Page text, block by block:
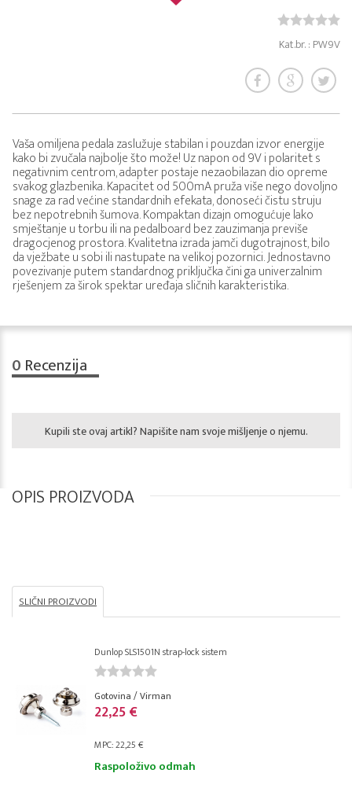
Kat.br. : PW9V
Vaša omiljena pedala zaslužuje stabilan i pouzdan izvor energije
kako bi zvučala najbolje što može! Uz napon od 9V i polaritet s
negativnim centrom, adapter postaje nezaobilazan dio opreme
svakog glazbenika. Kapacitet od 500mA pruža više nego dovoljno
snage za rad većine standardnih efekata, donoseći čistu struju
bez nepotrebnih šumova. Kompaktan dizajn omogućuje lako
smještanje u torbu ili na pedalboard bez zauzimanja previše
dragocjenog prostora. Kvalitetna izrada jamči dugotrajnost, bilo
da vježbate u sobi ili nastupate na velikoj pozornici. Jednostavno
povezivanje putem standardnog priključka čini ga univerzalnim
rješenjem za širok spektar uređaja sličnih karakteristika.
0 Recenzija
Kupili ste ovaj artikl? Napišite nam svoje mišljenje o njemu.
OPIS PROIZVODA
SLIČNI PROIZVODI
Dunlop SLS1501N strap-lock sistem
Gotovina / Virman
22,25 €
MPC: 22,25 €
Raspoloživo odmah